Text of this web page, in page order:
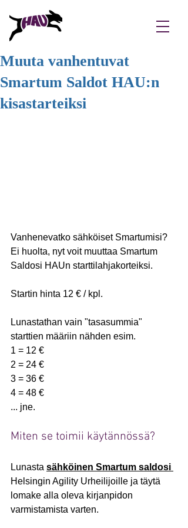
Muuta vanhentuvat
Smartum Saldot HAU:n
kisastarteiksi
Vanhenevatko sähköiset Smartumisi?
Ei huolta, nyt voit muuttaa Smartum
Saldosi HAUn starttilahjakorteiksi.
Startin hinta 12 € / kpl.
Lunastathan vain "tasasummia"
starttien määriin nähden esim.
1 = 12 €
2 = 24 €
3 = 36 €
4 = 48 €
... jne.
Miten se toimii käytännössä?
Lunasta sähköinen Smartum saldosi
Helsingin Agility Urheilijoille ja täytä
lomake alla oleva kirjanpidon
varmistamista varten.